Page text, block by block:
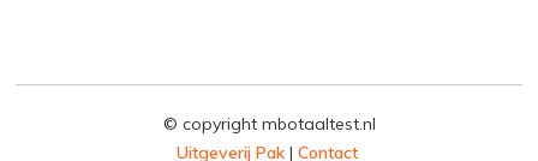
© copyright mbotaaltest.nl
Uitgeverij Pak| Contact